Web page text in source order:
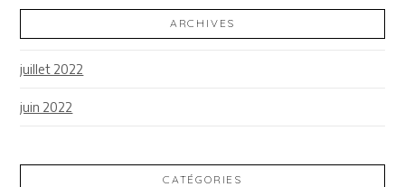
ARCHIVES
juillet 2022
juin 2022
CATÉGORIES